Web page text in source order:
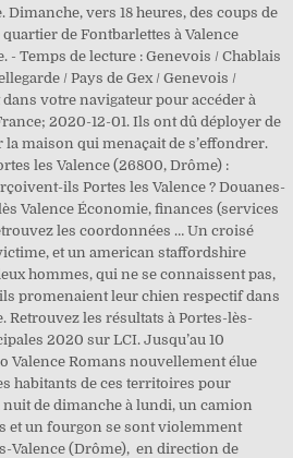
Dimanche, vers 18 heures, des coups de
de Fontbarlettes à Valence
Temps de lecture : Genevois / Chablais
/ Pays de Gex / Genevois /
votre navigateur pour accéder à
2020-12-01. Ils ont dû déployer de
maison qui menaçait de s’effondrer.
les Valence (26800, Drôme) :
ils Portes les Valence ? Douanes-
Valence Économie, finances (services
les coordonnées … Un croisé
et un american staffordshire
hommes, qui ne se connaissent pas,
promenaient leur chien respectif dans
Retrouvez les résultats à Portes-lès-
2020 sur LCI. Jusqu’au 10
Valence Romans nouvellement élue
habitants de ces territoires pour
de dimanche à lundi, un camion
et un fourgon se sont violemment
Valence (Drôme), ​ en direction de